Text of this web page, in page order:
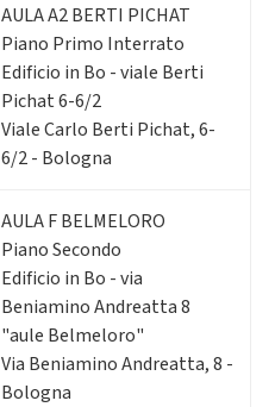
AULA A2 BERTI PICHAT
Piano Primo Interrato
Edificio in Bo - viale Berti
Pichat 6-6/2
Viale Carlo Berti Pichat, 6-
6/2 - Bologna
AULA F BELMELORO
Piano Secondo
Edificio in Bo - via
Beniamino Andreatta 8
"aule Belmeloro"
Via Beniamino Andreatta, 8 -
Bologna